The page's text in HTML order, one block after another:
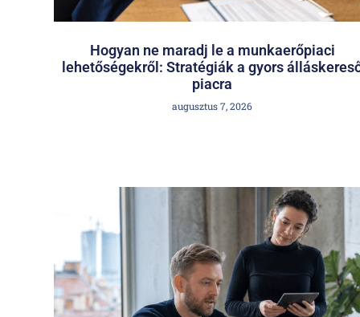
Hogyan ne maradj le a munkaerőpiaci
lehetőségekről: Stratégiák a gyors
piacra
augusztus 7, 2026